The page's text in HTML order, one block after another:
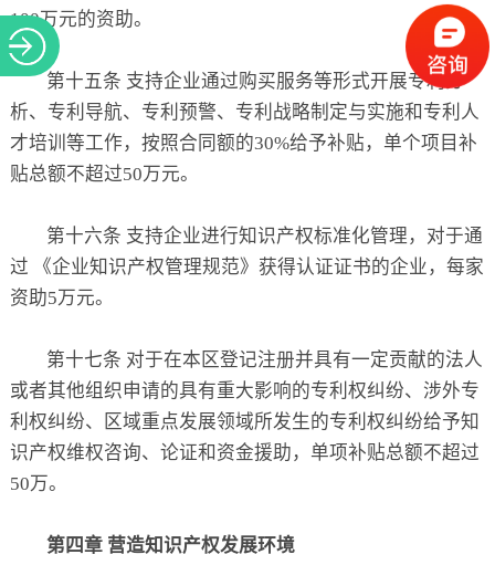
100万元的资助。
第十五条 支持企业通过购买服务等形式开展专利分
析、专利导航、专利预警、专利战略制定与实施和专利人
才培训等工作，按照合同额的30%给予补贴，单个项目补
贴总额不超过50万元。
第十六条 支持企业进行知识产权标准化管理，对于通
过 《企业知识产权管理规范》获得认证证书的企业，每家
资助5万元。
第十七条 对于在本区登记注册并具有一定贡献的法人
或者其他组织申请的具有重大影响的专利权纠纷、涉外专
利权纠纷、区域重点发展领域所发生的专利权纠纷给予知
识产权维权咨询、论证和资金援助，单项补贴总额不超过
50万。
第四章 营造知识产权发展环境